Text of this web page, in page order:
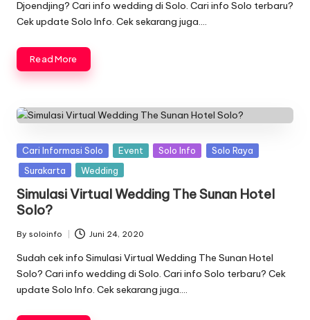
Djoendjing? Cari info wedding di Solo. Cari info Solo terbaru?
Cek update Solo Info. Cek sekarang juga….
Read More
Posted
in
Cari Informasi Solo Event Solo Info
Solo Raya
Surakarta
Wedding
Simulasi Virtual Wedding The Sunan Hotel
Solo?
Posted
by
By soloinfo Juni 24, 2020
Sudah cek info Simulasi Virtual Wedding The Sunan Hotel
Solo? Cari info wedding di Solo. Cari info Solo terbaru? Cek
update Solo Info. Cek sekarang juga….